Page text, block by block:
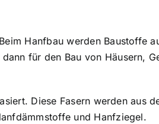
Hanfbau werden Baustoffe
für den Bau von Häusern,
Diese Fasern werden aus
und Hanfziegel.